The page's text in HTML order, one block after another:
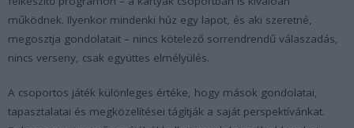
működnek. Ilyenkor mindenki húz egy lapot, és aki szeretné,
megosztja gondolatait – nincs kötelező sorrendrendű válaszadás,
nincs verseny, csak együttes elmélyülés.
A csoportos játék különleges értéke, hogy mások gondolatai,
tapasztalatai és megközelítései tágítják a saját perspektívánkat.